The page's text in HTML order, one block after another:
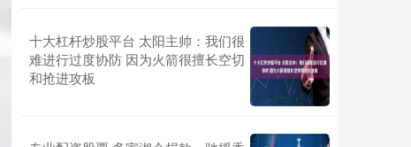
十大杠杆炒股平台 太阳主帅：我们很
难进行过度协防 因为火箭很擅长空切
和抢进攻板